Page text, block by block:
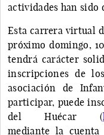
actividades han sido
Esta carrera virtual
próximo domingo,
tendrá carácter
inscripciones de
asociación de
participar, puede
del Huécar (
mediante la